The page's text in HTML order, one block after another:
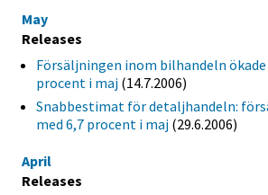
May
Releases
Försäljningen inom bilhandeln ökade
procent i maj (14.7.2006)
Snabbestimat för detaljhandeln:
med 6,7 procent i maj (29.6.2006)
April
Releases